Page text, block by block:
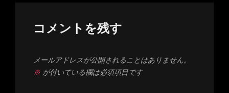
コメントを残す
メールアドレスが公開されることはありません。
※が付いている欄は必須項目です